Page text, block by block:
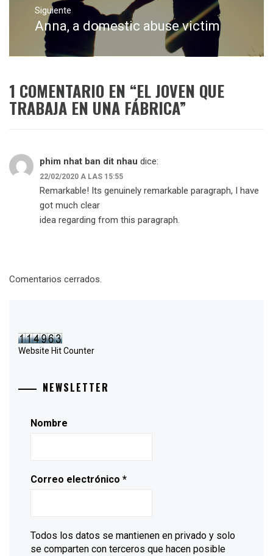
Siguiente
Entrada
siguiente:
Anna, a domestic abuse victim
1 COMENTARIO EN “EL JOVEN QUE
TRABAJA EN UNA FÁBRICA”
phim nhat ban dit nhau dice:
22/02/2020 A LAS 15:55
Remarkable! Its genuinely remarkable paragraph, I have
got much clear
idea regarding from this paragraph.
Comentarios cerrados.
Website Hit Counter
NEWSLETTER
Nombre
Correo electrónico *
Todos los datos se mantienen en privado y solo
se comparten con terceros que hacen posible